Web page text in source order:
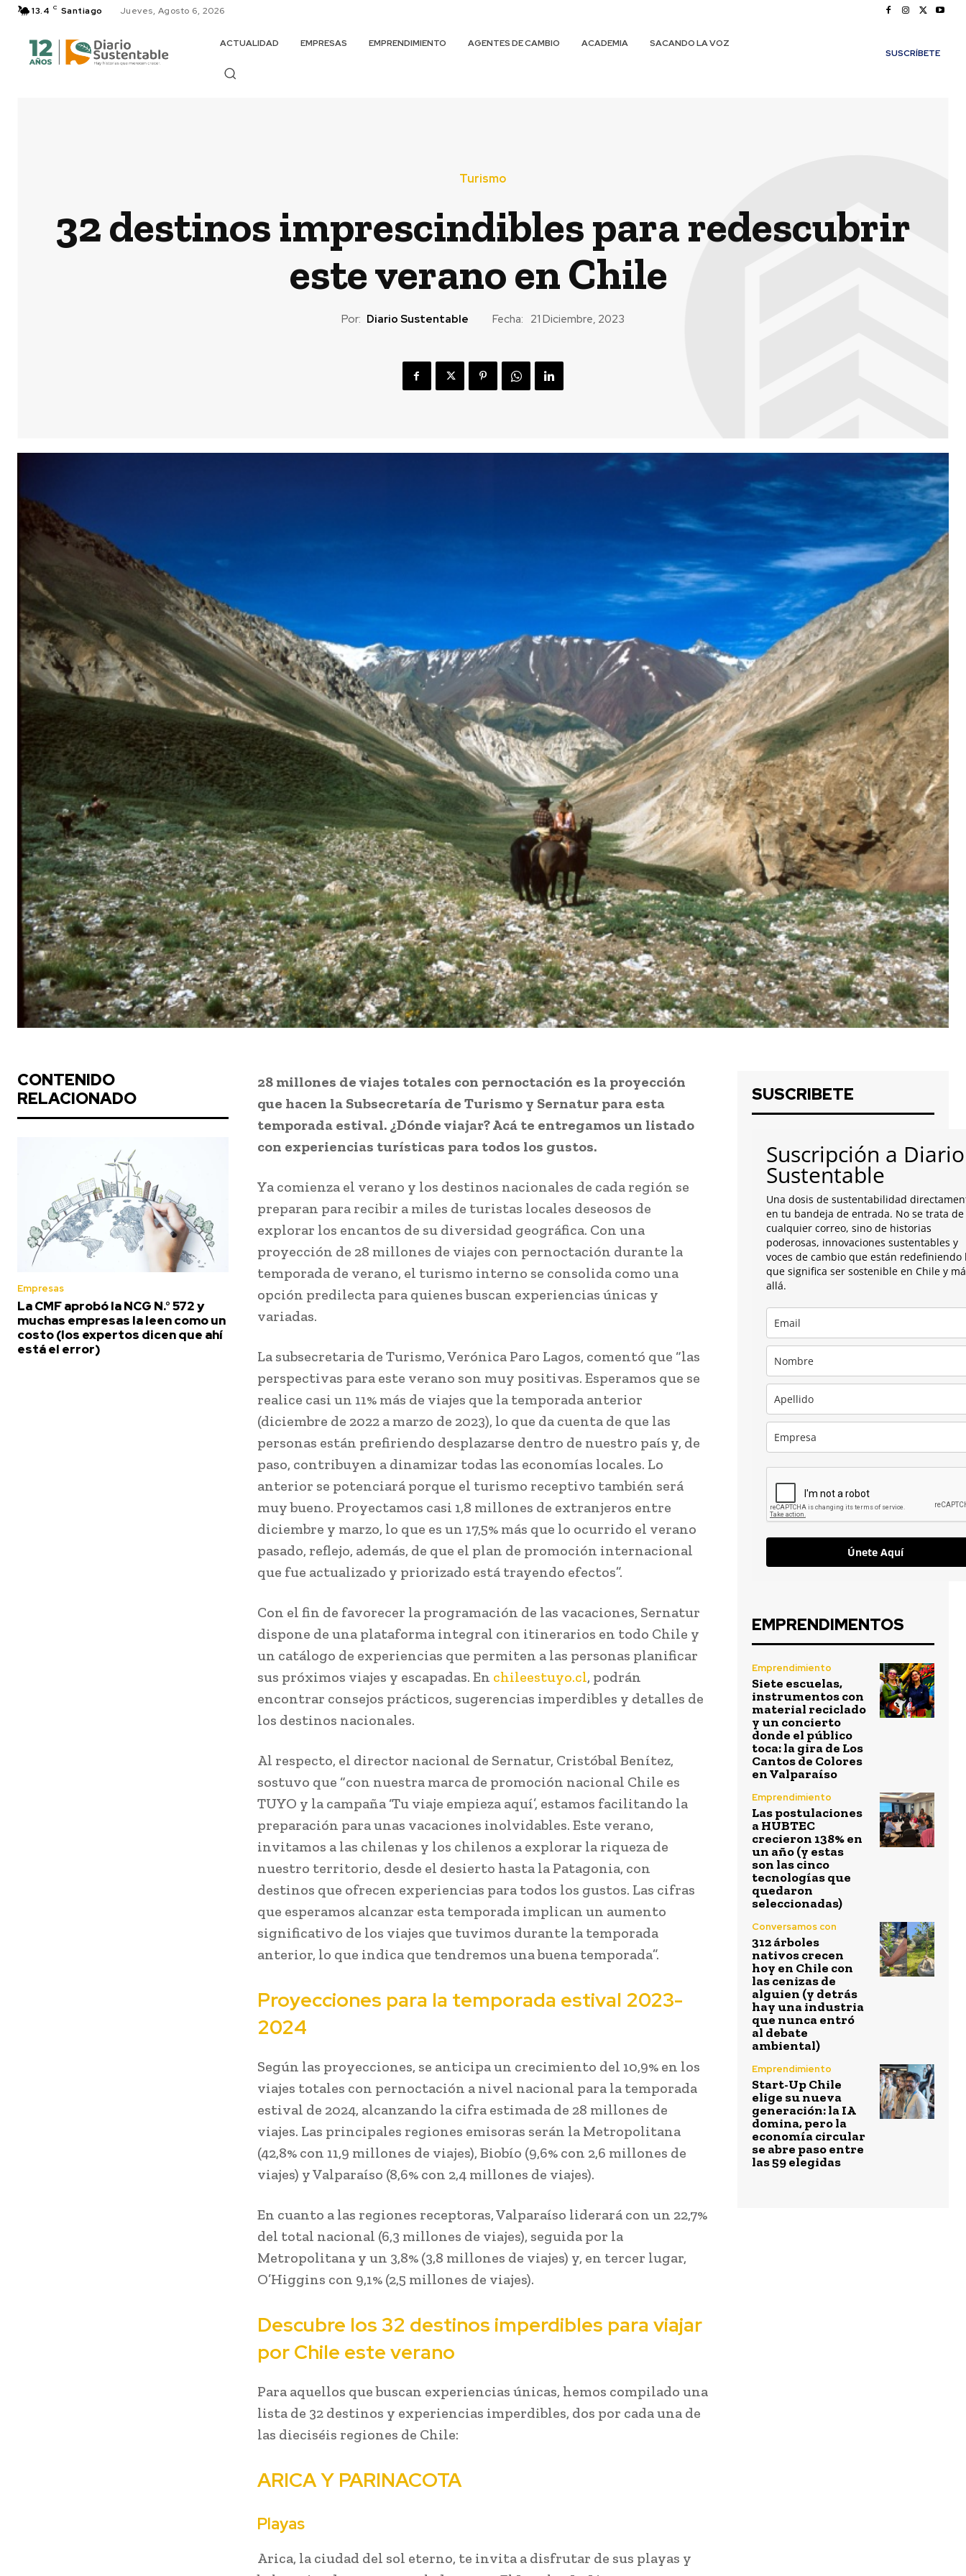
13.4 C Santiago Jueves, Agosto 6, 2026
ACTUALIDAD EMPRESAS EMPRENDIMIENTO AGENTES DE CAMBIO ACADEMIA
SACANDO LA VOZ
SUSCRÍBETE
Turismo
32 destinos imprescindibles para redescubrir
este verano en Chile
Por: Diario Sustentable Fecha: 21 Diciembre, 2023
CONTENIDO
RELACIONADO
Empresas
La CMF aprobó la NCG N.° 572 y
muchas empresas la leen como un
costo (los expertos dicen que ahí
está el error)
28 millones de viajes totales con pernoctación es la proyección
que hacen la Subsecretaría de Turismo y Sernatur para esta
temporada estival. ¿Dónde viajar? Acá te entregamos un listado
con experiencias turísticas para todos los gustos.
Ya comienza el verano y los destinos nacionales de cada región se
preparan para recibir a miles de turistas locales deseosos de
explorar los encantos de su diversidad geográfica. Con una
proyección de 28 millones de viajes con pernoctación durante la
temporada de verano, el turismo interno se consolida como una
opción predilecta para quienes buscan experiencias únicas y
variadas.
La subsecretaria de Turismo, Verónica Paro Lagos, comentó que “las
perspectivas para este verano son muy positivas. Esperamos que se
realice casi un 11% más de viajes que la temporada anterior
(diciembre de 2022 a marzo de 2023), lo que da cuenta de que las
personas están prefiriendo desplazarse dentro de nuestro país y, de
paso, contribuyen a dinamizar todas las economías locales. Lo
anterior se potenciará porque el turismo receptivo también será
muy bueno. Proyectamos casi 1,8 millones de extranjeros entre
diciembre y marzo, lo que es un 17,5% más que lo ocurrido el verano
pasado, reflejo, además, de que el plan de promoción internacional
que fue actualizado y priorizado está trayendo efectos”.
Con el fin de favorecer la programación de las vacaciones, Sernatur
dispone de una plataforma integral con itinerarios en todo Chile y
un catálogo de experiencias que permiten a las personas planificar
sus próximos viajes y escapadas. En chileestuyo.cl, podrán
encontrar consejos prácticos, sugerencias imperdibles y detalles de
los destinos nacionales.
Al respecto, el director nacional de Sernatur, Cristóbal Benítez,
sostuvo que “con nuestra marca de promoción nacional Chile es
TUYO y la campaña ‘Tu viaje empieza aquí’, estamos facilitando la
preparación para unas vacaciones inolvidables. Este verano,
invitamos a las chilenas y los chilenos a explorar la riqueza de
nuestro territorio, desde el desierto hasta la Patagonia, con
destinos que ofrecen experiencias para todos los gustos. Las cifras
que esperamos alcanzar esta temporada implican un aumento
significativo de los viajes que tuvimos durante la temporada
anterior, lo que indica que tendremos una buena temporada”.
Proyecciones para la temporada estival 2023-
2024
Según las proyecciones, se anticipa un crecimiento del 10,9% en los
viajes totales con pernoctación a nivel nacional para la temporada
estival de 2024, alcanzando la cifra estimada de 28 millones de
viajes. Las principales regiones emisoras serán la Metropolitana
(42,8% con 11,9 millones de viajes), Biobío (9,6% con 2,6 millones de
viajes) y Valparaíso (8,6% con 2,4 millones de viajes).
En cuanto a las regiones receptoras, Valparaíso liderará con un 22,7%
del total nacional (6,3 millones de viajes), seguida por la
Metropolitana y un 3,8% (3,8 millones de viajes) y, en tercer lugar,
O’Higgins con 9,1% (2,5 millones de viajes).
Descubre los 32 destinos imperdibles para viajar
por Chile este verano
Para aquellos que buscan experiencias únicas, hemos compilado una
lista de 32 destinos y experiencias imperdibles, dos por cada una de
las dieciséis regiones de Chile:
ARICA Y PARINACOTA
Playas
Arica, la ciudad del sol eterno, te invita a disfrutar de sus playas y
SUSCRIBETE
Suscripción a Diario
Sustentable
Una dosis de sustentabilidad
en tu bandeja de entrada. No se trata de
cualquier correo, sino de historias
poderosas, innovaciones sustentables y
voces de cambio que están redefiniendo
que significa ser sostenible en Chile y
allá.
Únete Aquí
EMPRENDIMENTOS
Emprendimiento
Siete escuelas,
instrumentos con
material reciclado
y un concierto
donde el público
toca: la gira de Los
Cantos de Colores
en Valparaíso
Emprendimiento
Las postulaciones
a HUBTEC
crecieron 138% en
un año (y estas
son las cinco
tecnologías que
quedaron
seleccionadas)
Conversamos con
312 árboles
nativos crecen
hoy en Chile con
las cenizas de
alguien (y detrás
hay una industria
que nunca entró
al debate
ambiental)
Emprendimiento
Start-Up Chile
elige su nueva
generación: la IA
domina, pero la
economía circular
se abre paso entre
las 59 elegidas